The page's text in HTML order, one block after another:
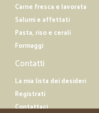
Carne fresca e lavorata
Salumi e affettati
Pasta, riso e cerali
Formaggi
Contatti
La mia lista dei desideri
Registrati
Contattaci